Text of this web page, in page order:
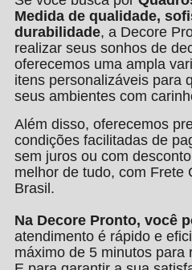
Medida de qualidade,
durabilidade, a Decore
realizar seus sonhos de
oferecemos uma ampla
itens personalizáveis para
seus ambientes com
Além disso, oferecemos
condições facilitadas de
sem juros ou com
melhor de tudo, com Frete
Brasil.
Na Decore Pronto, você
atendimento é rápido e
máximo de 5 minutos para